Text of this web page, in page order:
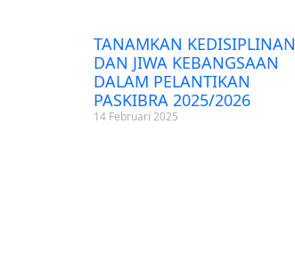
TANAMKAN KEDISIPLINAN
DAN JIWA KEBANGSAAN
DALAM PELANTIKAN
PASKIBRA 2025/2026
14 Februari 2025